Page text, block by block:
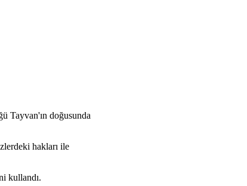
Tayvan'ın doğusunda
hakları ile
kullandı.